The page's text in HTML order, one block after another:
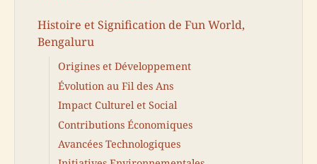
Histoire et Signification de Fun World,
Bengaluru
Origines et Développement
Évolution au Fil des Ans
Impact Culturel et Social
Contributions Économiques
Avancées Technologiques